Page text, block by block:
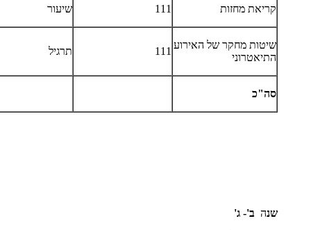
קריאת מחזות 111 שיעור
שיטות מחקר של האירוע
התיאטרוני
111 תרגיל
סה"כ
שנה ב'- ג'